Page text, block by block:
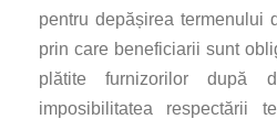
pentru depășirea termenului
prin care beneficiarii sunt
plătite furnizorilor după
imposibilitatea respectării